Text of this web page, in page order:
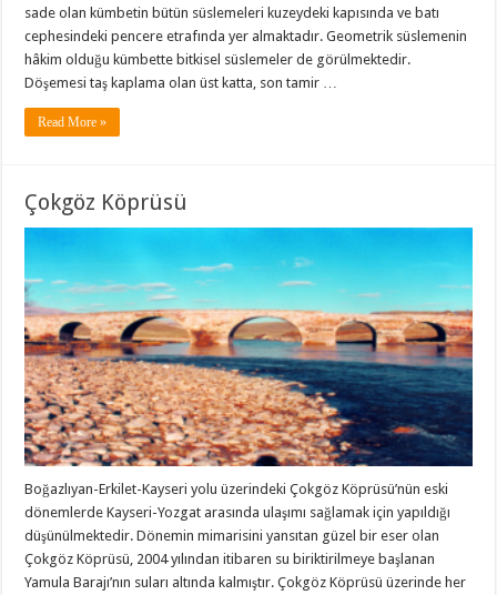
sade olan kümbetin bütün süslemeleri kuzeydeki kapısında ve batı
cephesindeki pencere etrafında yer almaktadır. Geometrik süslemenin
hâkim olduğu kümbette bitkisel süslemeler de görülmektedir.
Döşemesi taş kaplama olan üst katta, son tamir …
Read More »
Çokgöz Köprüsü
Boğazlıyan-Erkilet-Kayseri yolu üzerindeki Çokgöz Köprüsü’nün eski
dönemlerde Kayseri-Yozgat arasında ulaşımı sağlamak için yapıldığı
düşünülmektedir. Dönemin mimarisini yansıtan güzel bir eser olan
Çokgöz Köprüsü, 2004 yılından itibaren su biriktirilmeye başlanan
Yamula Barajı’nın suları altında kalmıştır. Çokgöz Köprüsü üzerinde her